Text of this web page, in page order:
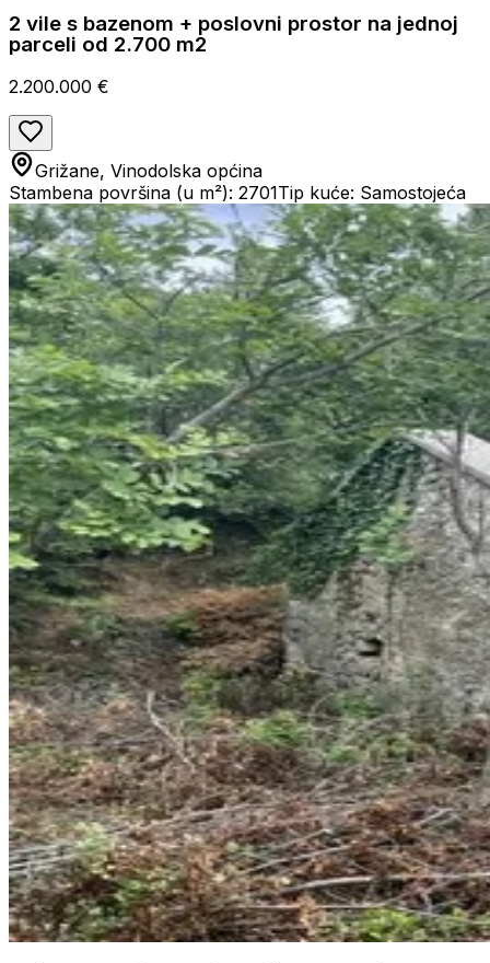
2 vile s bazenom + poslovni prostor na jednoj
parceli od 2.700 m2
2.200.000 €
Grižane, Vinodolska općina
Stambena površina (u m²): 2701Tip kuće: Samostojeća